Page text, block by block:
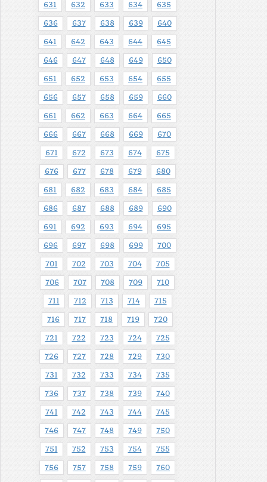
631 632 633 634 635
636 637 638 639 640
641 642 643 644 645
646 647 648 649 650
651 652 653 654 655
656 657 658 659 660
661 662 663 664 665
666 667 668 669 670
671 672 673 674 675
676 677 678 679 680
681 682 683 684 685
686 687 688 689 690
691 692 693 694 695
696 697 698 699 700
701 702 703 704 705
706 707 708 709 710
711 712 713 714 715
716 717 718 719 720
721 722 723 724 725
726 727 728 729 730
731 732 733 734 735
736 737 738 739 740
741 742 743 744 745
746 747 748 749 750
751 752 753 754 755
756 757 758 759 760